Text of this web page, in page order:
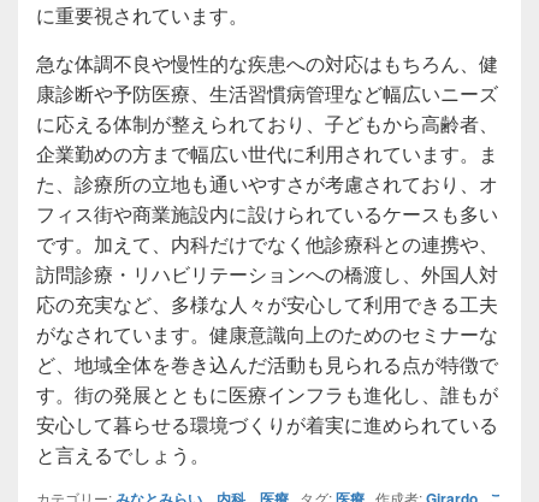
に重要視されています。
急な体調不良や慢性的な疾患への対応はもちろん、健
康診断や予防医療、生活習慣病管理など幅広いニーズ
に応える体制が整えられており、子どもから高齢者、
企業勤めの方まで幅広い世代に利用されています。ま
た、診療所の立地も通いやすさが考慮されており、オ
フィス街や商業施設内に設けられているケースも多い
です。加えて、内科だけでなく他診療科との連携や、
訪問診療・リハビリテーションへの橋渡し、外国人対
応の充実など、多様な人々が安心して利用できる工夫
がなされています。健康意識向上のためのセミナーな
ど、地域全体を巻き込んだ活動も見られる点が特徴で
す。街の発展とともに医療インフラも進化し、誰もが
安心して暮らせる環境づくりが着実に進められている
と言えるでしょう。
カテゴリー: 、 タグ: 作成者: